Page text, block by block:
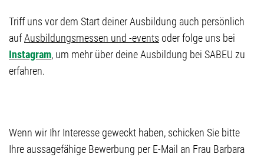
Triff uns vor dem Start deiner Ausbildung auch persönlich
aufAusbildungsmessen und -events oder folge uns bei
Instagram, um mehr über deine Ausbildung bei SABEU zu
erfahren.
Wenn wir Ihr Interesse geweckt haben, schicken Sie bitte
Ihre aussagefähige Bewerbung per E-Mail an Frau Barbara